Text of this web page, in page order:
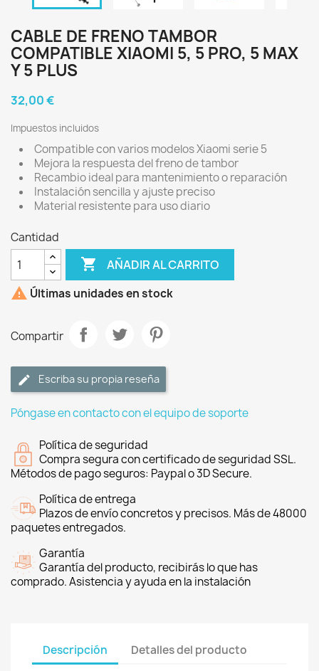
CABLE DE FRENO TAMBOR
COMPATIBLE XIAOMI 5, 5 PRO, 5 MAX
Y 5 PLUS
32,00 €
Impuestos incluidos
Compatible con varios modelos Xiaomi serie 5
Mejora la respuesta del freno de tambor
Recambio ideal para mantenimiento o reparación
Instalación sencilla y ajuste preciso
Material resistente para uso diario
Cantidad
 AÑADIR AL CARRITO
 Últimas unidades en stock
Compartir
Escriba su propia reseña
Póngase en contacto con el equipo de soporte
Política de seguridad
Compra segura con certificado de seguridad SSL.
Métodos de pago seguros: Paypal o 3D Secure.
Política de entrega
Plazos de envío concretos y precisos. Más de 48000
paquetes entregados.
Garantía
Garantía del producto, recibirás lo que has
comprado. Asistencia y ayuda en la instalación
Descripción Detalles del producto